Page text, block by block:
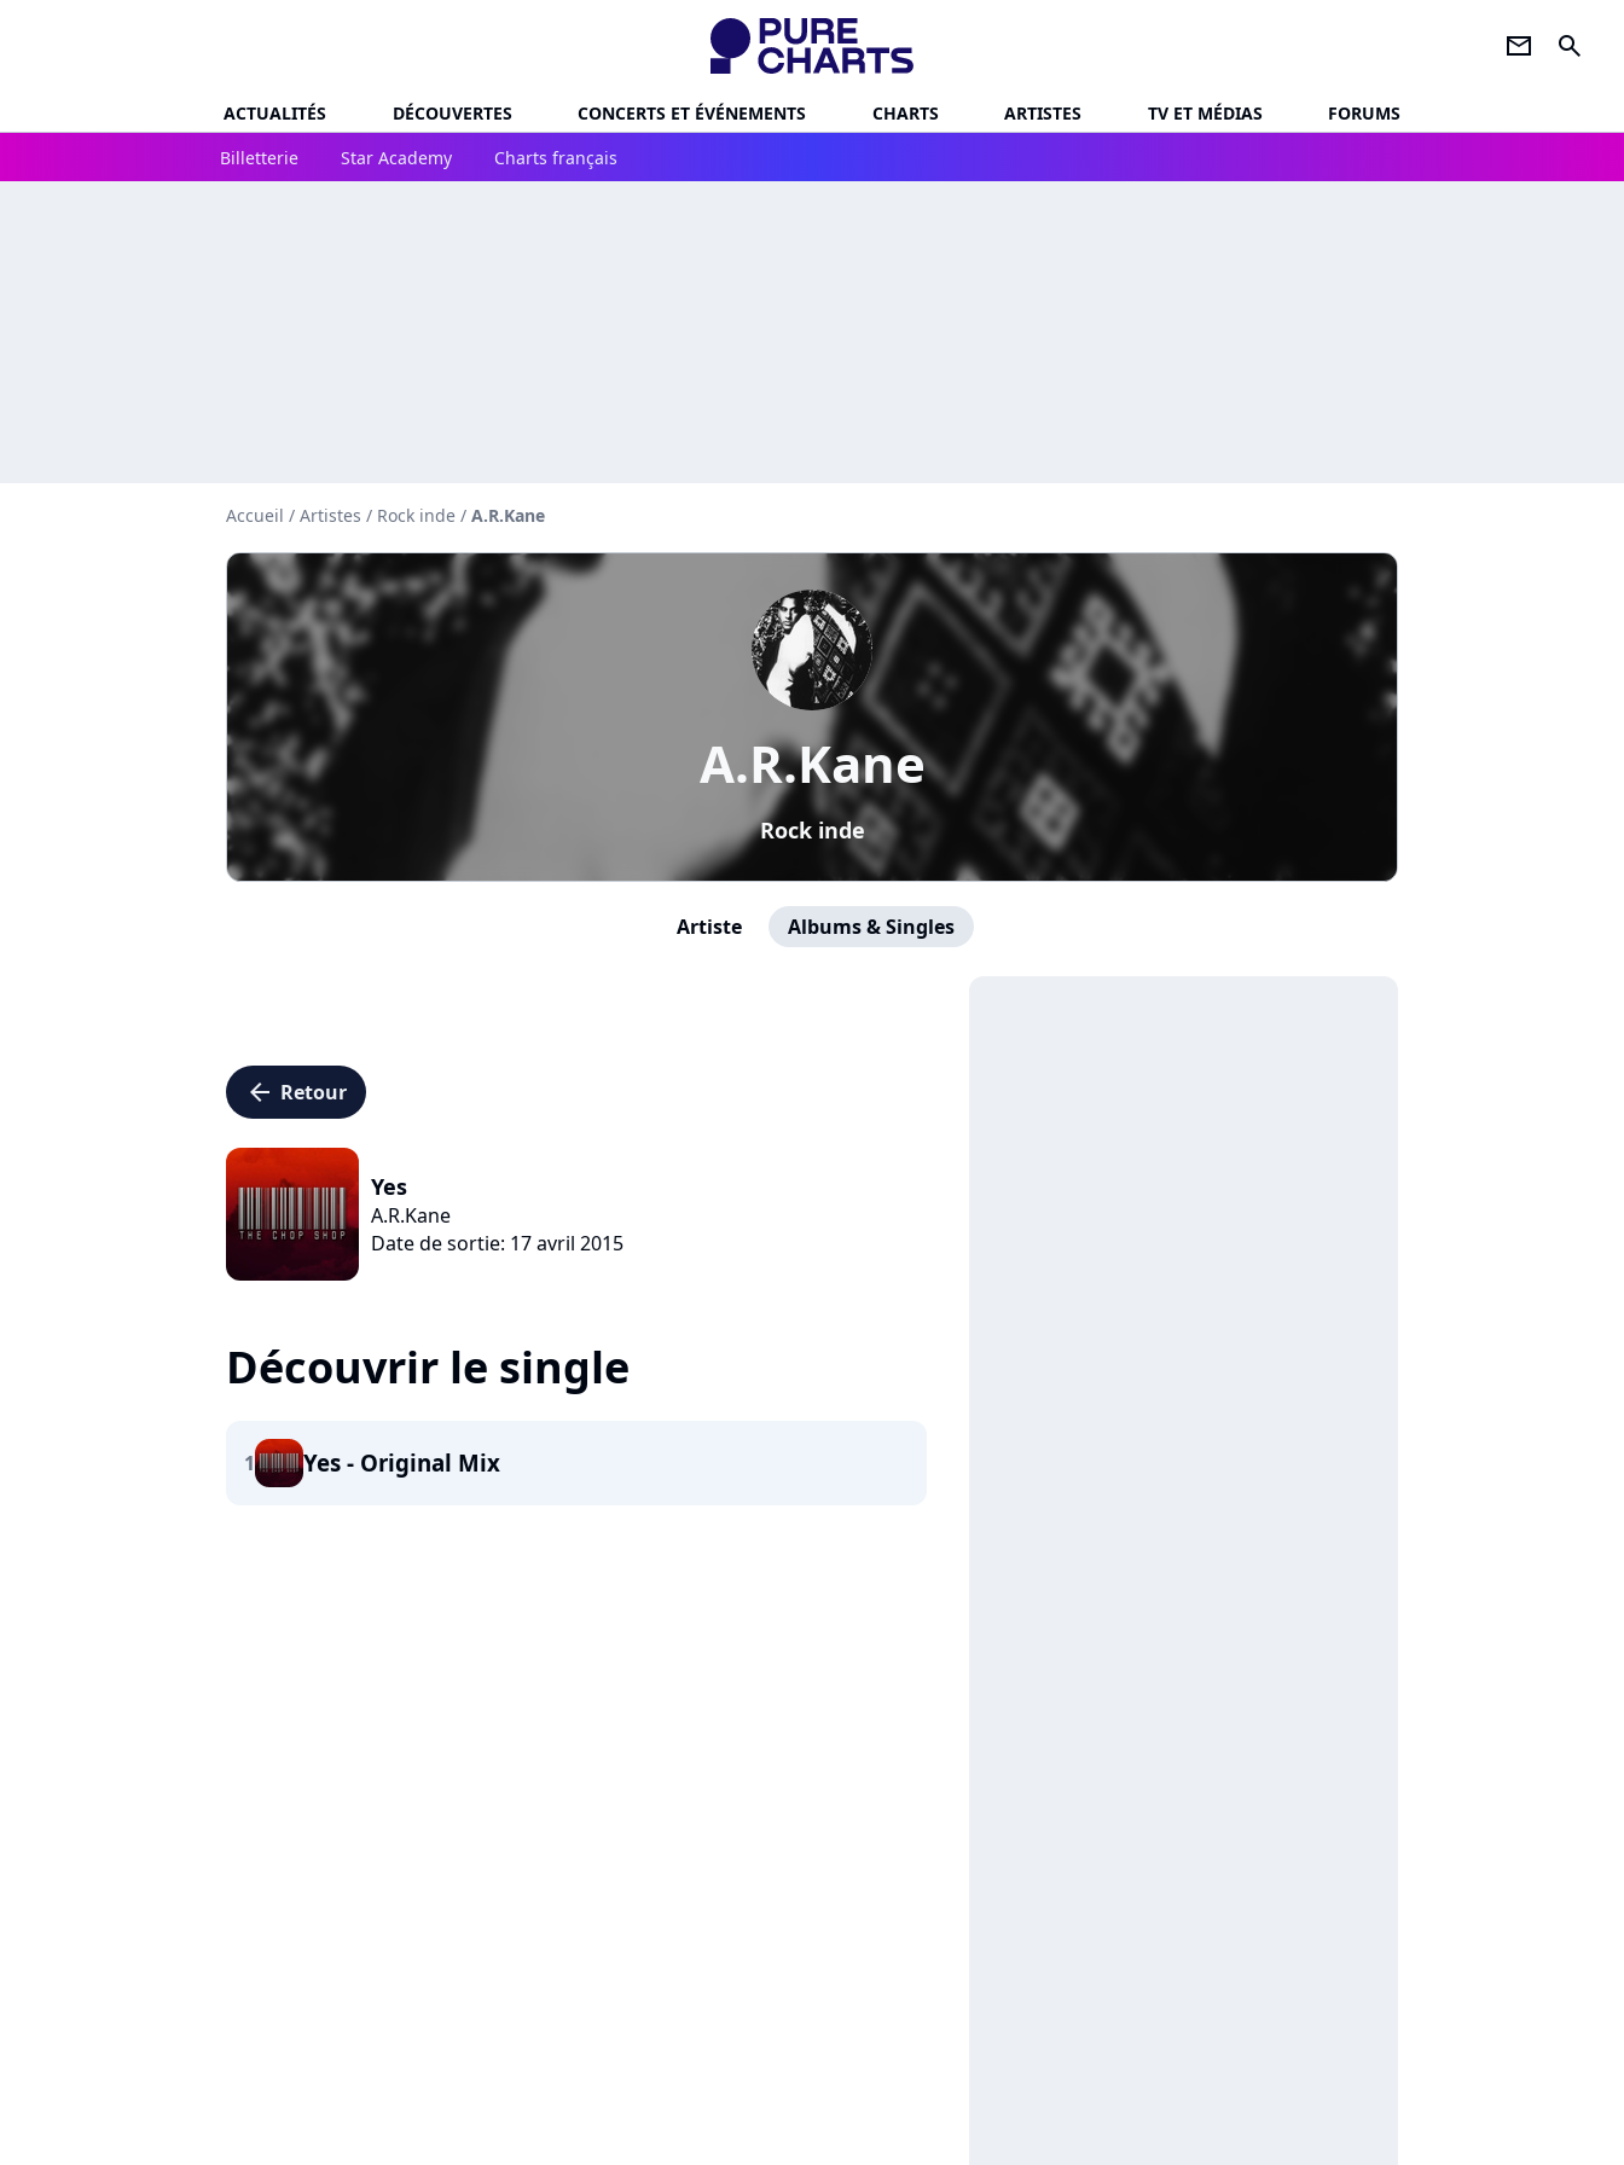
newsletter search
ACTUALITÉS DÉCOUVERTES CONCERTS ET ÉVÉNEMENTS CHARTS ARTISTES TV ET MÉDIAS
FORUMS
Billetterie
Star Academy Charts français
Accueil / Artistes / Rock inde / A.R.Kane
A.R.Kane
Rock inde
Artiste Albums & Singles
arrow_left Retour
Yes
A.R.Kane
Date de sortie: 17 avril 2015
Découvrir le single
1 Yes - Original Mix